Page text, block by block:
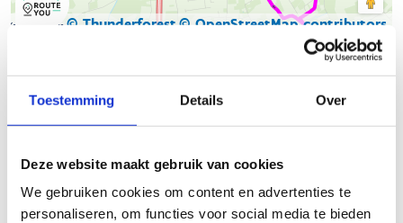
Toestemming Details Over
Deze website maakt gebruik van cookies
We gebruiken cookies om content en advertenties te
personaliseren, om functies voor social media te bieden
Kaartgegevens© Thunderforest© OpenStreetMap contributors
Beschrijving van de route
Ardooie, Hooglede, Ingelmunster, Izegem, Ledegem,
Roeselare, Ruiselede, Staden, Tielt, Wielsbeke en Wingene met